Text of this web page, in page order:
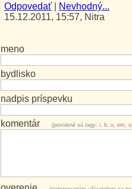
Odpovedať
Nevhodný...
15.12.2011, 15:57, Nitra
meno
bydlisko
nadpis príspevku
komentár (povolené sú tagy: i, b, u, em,